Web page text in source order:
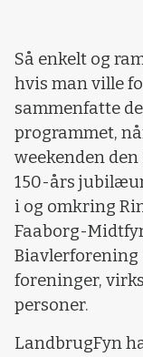
Så enkelt og
hvis man ville
sammenfatte
programmet,
weekenden
150-års
i og omkring
Faaborg-
Biavlerforening
foreninger,
personer.
LandbrugFyn